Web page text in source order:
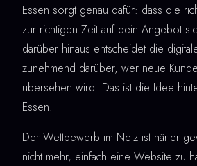
Essen sorgt genau dafür: dass die
zur richtigen Zeit auf dein Angebot
darüber hinaus entscheidet die
zunehmend darüber, wer neue
übersehen wird. Das ist die Idee
Essen.
Der Wettbewerb im Netz ist härter
nicht mehr, einfach eine Website zu